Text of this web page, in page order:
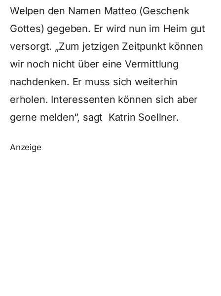
Welpen den Namen Matteo (Geschenk
Gottes) gegeben. Er wird nun im Heim gut
versorgt. „Zum jetzigen Zeitpunkt können
wir noch nicht über eine Vermittlung
nachdenken. Er muss sich weiterhin
erholen. Interessenten können sich aber
gerne melden“, sagt Katrin Soellner.
Anzeige